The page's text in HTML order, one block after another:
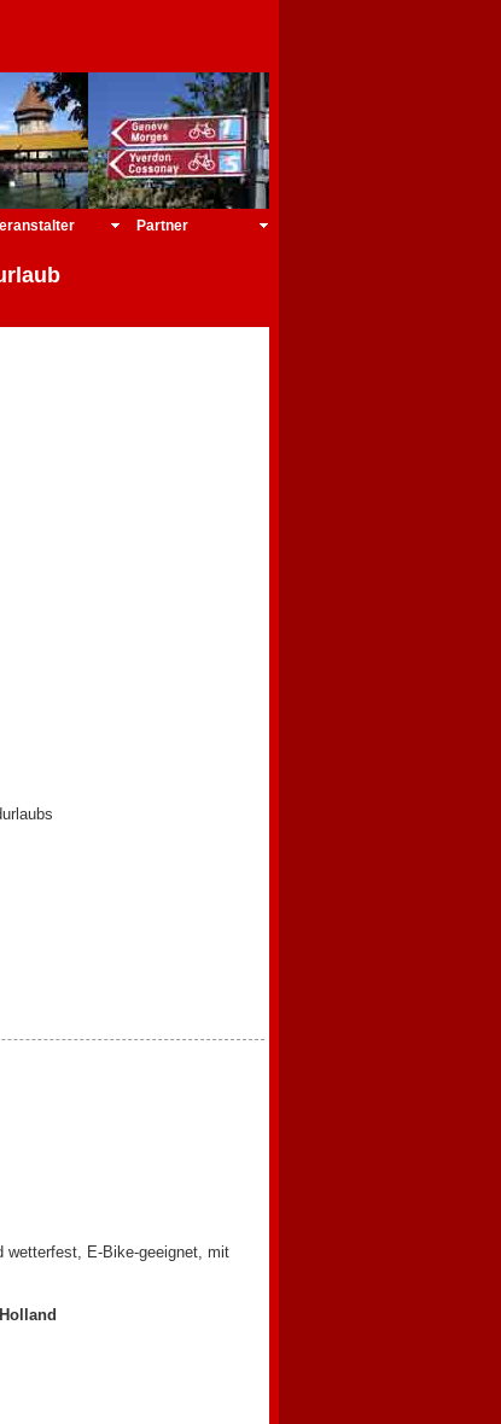
Partner
wetterfest, E-Bike-geeignet, mit